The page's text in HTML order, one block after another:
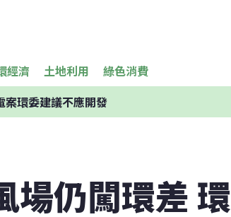
經濟 土地利用 綠色消費
案環委建議不應開發
場仍闖環差 環